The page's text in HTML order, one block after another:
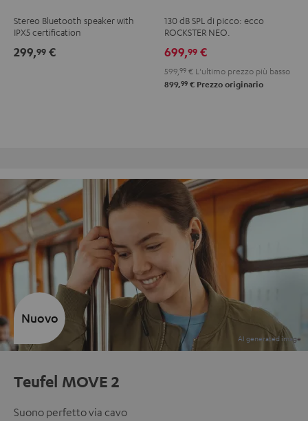
Black
&
Green
Nero
&
Rosso
Light
Gray
Stereo Bluetooth speaker with
IPX5 certification
299,99 €
130 dB SPL di picco: ecco
ROCKSTER NEO.
699,99 €
599, 99 € L'ultimo prezzo più basso
899,99 € Prezzo originario
Teufel MOVE 2
Suono perfetto via cavo
Nuovo